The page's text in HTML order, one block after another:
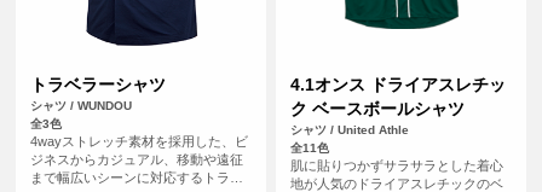
トラベラーシャツ
シャツ / WUNDOU
全3色
4wayストレッチ素材を採用した、ビ
ジネスからカジュアル、移動や遠征
まで幅広いシーンに対応するトラベ
4.1オンス ドライアスレチッ
ク ベースボールシャツ
シャツ / United Athle
全11色
肌に貼りつかずサラサラとした着心
地が人気のドライアスレチックのベ